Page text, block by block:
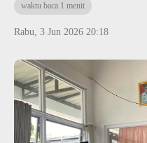
waktu baca 1 menit
Rabu, 3 Jun 2026 20:18